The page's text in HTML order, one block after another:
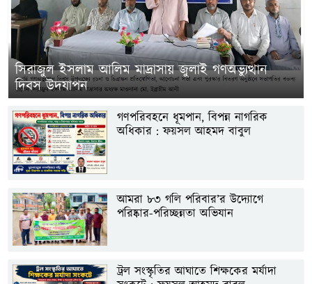
সিরাজুল ইসলাম আলিম মাদ্রাসায় জুলাই গণঅভ্যুত্থান
দিবস উদযাপন
গণপরিবহনে ধূমপান, বিপন্ন নাগরিক
অধিকার : ফয়সল আহমদ বাবুল
আমরা ৮৩ গলি পরিবার’র উদ্যোগে
পরিষ্কার-পরিচ্ছন্নতা অভিযান
ট্রল সংস্কৃতির আঘাতে শিক্ষকের মর্যাদা